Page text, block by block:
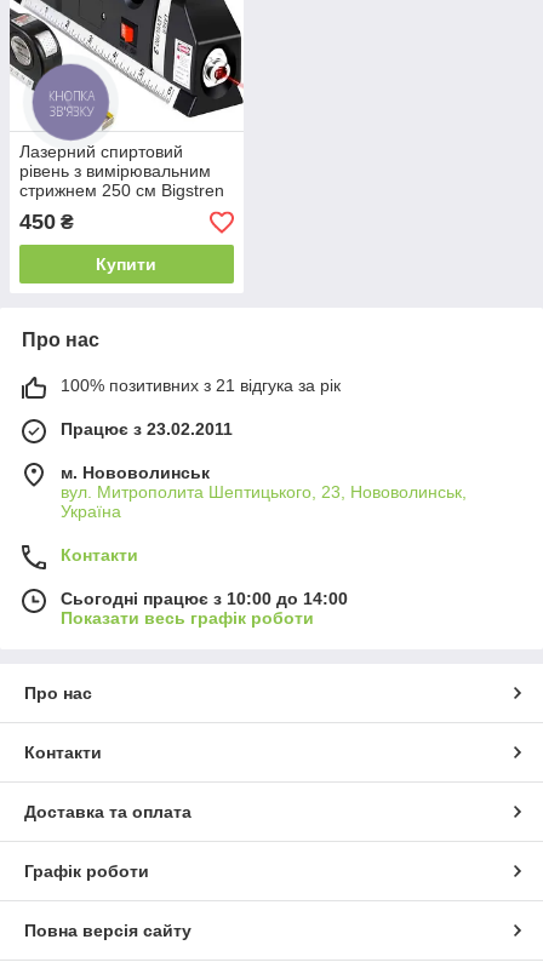
Лазерний спиртовий
рівень з вимірювальним
стрижнем 250 см Bigstren
450 ₴
Купити
Про нас
100% позитивних з 21 відгука за рік
Працює з 23.02.2011
м. Нововолинськ
вул. Митрополита Шептицького, 23, Нововолинськ,
Україна
Контакти
Сьогодні працює з 10:00 до 14:00
Показати весь графік роботи
Про нас
Контакти
Доставка та оплата
Графік роботи
Повна версія сайту